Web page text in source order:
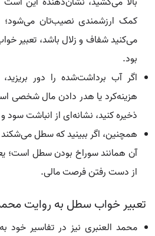
کمک ارزشمندی نصیب‌تان می‌شود؛
می‌کنید شفاف و زلال باشد، تعبیر
بود.
اگر آب برداشت‌شده را دور
هزینه‌کرد یا هدر دادن مال شخصی
ذخیره کنید، نشانه‌ای از انباشت
همچنین، اگر ببینید که سطل می‌شکند
آن همانند سوراخ بودن سطل است؛
از دست رفتن فرصت مالی.
تعبیر خواب سطل به روایت
محمد العنبری نیز در تفاسیر خود